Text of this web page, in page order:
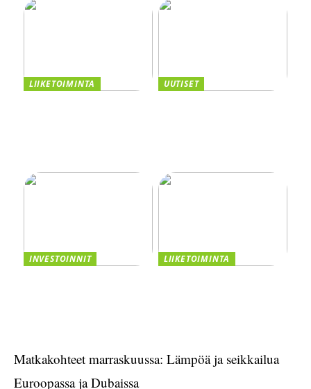
LIIKETOIMINTA UUTISET
INVESTOINNIT LIIKETOIMINTA
Matkakohteet marraskuussa: Lämpöä ja seikkailua
Euroopassa ja Dubaissa